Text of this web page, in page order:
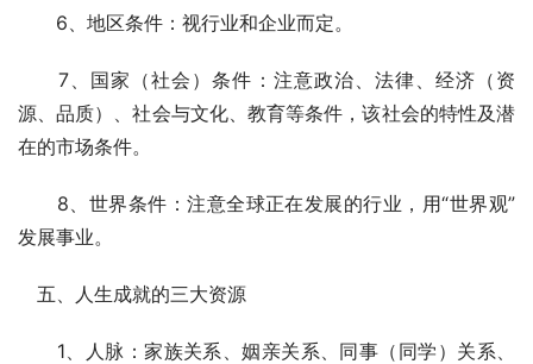
6、地区条件：视行业和企业而定。
7、国家（社会）条件：注意政治、法律、经济（资
源、品质）、社会与文化、教育等条件，该社会的特性及潜
在的市场条件。
8、世界条件：注意全球正在发展的行业，用“世界观”
发展事业。
五、人生成就的三大资源
1、人脉：家族关系、姻亲关系、同事（同学）关系、